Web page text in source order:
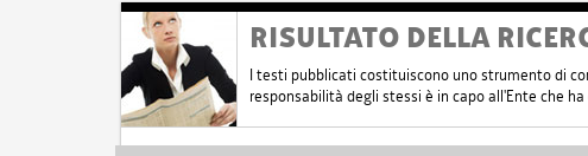
RISULTATO DELLA
I testi pubblicati costituiscono uno strumento di
responsabilità degli stessi è in capo all'Ente che